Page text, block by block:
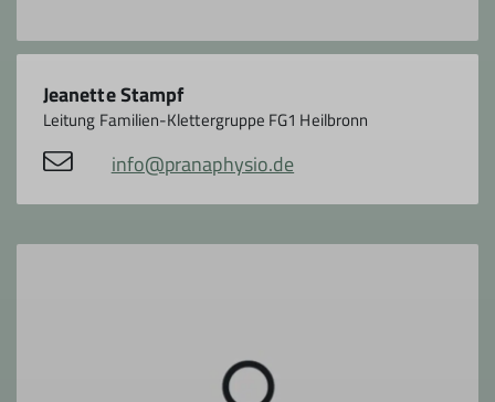
Jeanette Stampf
Leitung Familien-Klettergruppe FG1 Heilbronn
info@pranaphysio.de